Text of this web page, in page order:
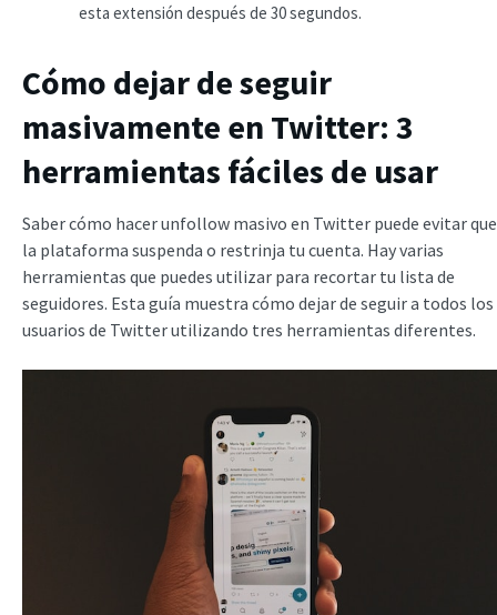
esta extensión después de 30 segundos.
Cómo dejar de seguir
masivamente en Twitter: 3
herramientas fáciles de usar
Saber cómo hacer unfollow masivo en Twitter puede evitar que
la plataforma suspenda o restrinja tu cuenta. Hay varias
herramientas que puedes utilizar para recortar tu lista de
seguidores. Esta guía muestra cómo dejar de seguir a todos los
usuarios de Twitter utilizando tres herramientas diferentes.